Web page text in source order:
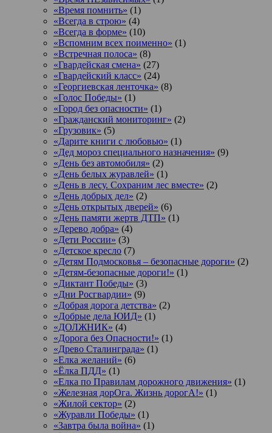
«Время помнить» (1)
«Всегда в строю» (4)
«Всегда в форме» (10)
«Вспомним всех поименно» (1)
«Встречная полоса» (8)
«Гвардейская смена» (27)
«Гвардейский класс» (24)
«Георгиевская ленточка» (8)
«Голос Победы» (1)
«Город без опасности» (1)
«Гражданский мониторинг» (2)
«Грузовик» (5)
«Дарите книги с любовью» (1)
«Дед мороз специального назначения» (9)
«День без автомобиля» (2)
«День белых журавлей» (1)
«День в лесу. Сохраним лес вместе» (2)
«День добрых дел» (2)
«День открытых дверей» (6)
«День памяти жертв ДТП» (1)
«Дерево добра» (4)
«Дети России» (3)
«Детское кресло (7)
«Детям Подмосковья – безопасные дороги» (2)
«Детям-безопасные дороги!» (1)
«Диктант Победы» (3)
«Дни Росгвардии» (9)
«Добрая дорога детства» (2)
«Добрые дела ЮИД» (1)
«ДОЛЖНИК» (4)
«Дорога без Опасности!» (1)
«Древо Сталинграда» (1)
«Елка желаний» (6)
«Ёлка ПДД» (1)
«Елка по Правилам дорожного движения» (1)
«Железная дорОга. Жизнь дорогА!» (1)
«Жилой сектор» (2)
«Журавли Победы» (1)
«Завтра была война» (1)